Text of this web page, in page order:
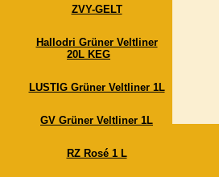
ZVY-GELT
Hallodri Grüner Veltliner
20L KEG
LUSTIG Grüner Veltliner 1L
GV Grüner Veltliner 1L
RZ Rosé 1 L